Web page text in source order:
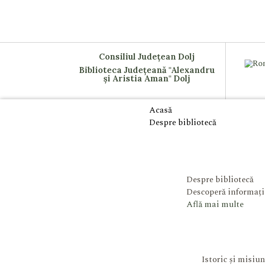
Consiliul Județean Dolj
Biblioteca Județeană "Alexandru
și Aristia Aman" Dolj
Acasă
Despre bibliotecă
Despre bibliotecă
Descoperă
Află mai multe
Istoric și